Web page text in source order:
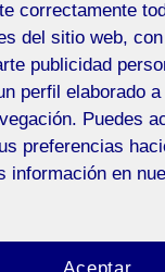
o
Iglesia de Santa
correctamente
del sitio web,
publicidad
perfil elaborado
Puedes
preferencias
información en